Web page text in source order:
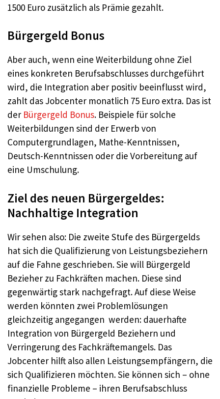
1500 Euro zusätzlich als Prämie gezahlt.
Bürgergeld Bonus
Aber auch, wenn eine Weiterbildung ohne Ziel
eines konkreten Berufsabschlusses durchgeführt
wird, die Integration aber positiv beeinflusst wird,
zahlt das Jobcenter monatlich 75 Euro extra. Das ist
der Bürgergeld Bonus. Beispiele für solche
Weiterbildungen sind der Erwerb von
Computergrundlagen, Mathe-Kenntnissen,
Deutsch-Kenntnissen oder die Vorbereitung auf
eine Umschulung.
Ziel des neuen Bürgergeldes:
Nachhaltige Integration
Wir sehen also: Die zweite Stufe des Bürgergelds
hat sich die Qualifizierung von Leistungsbeziehern
auf die Fahne geschrieben. Sie will Bürgergeld
Bezieher zu Fachkräften machen. Diese sind
gegenwärtig stark nachgefragt. Auf diese Weise
werden könnten zwei Problemlösungen
gleichzeitig angegangen werden: dauerhafte
Integration von Bürgergeld Beziehern und
Verringerung des Fachkräftemangels. Das
Jobcenter hilft also allen Leistungsempfängern, die
sich Qualifizieren möchten. Sie können sich – ohne
finanzielle Probleme – ihren Berufsabschluss